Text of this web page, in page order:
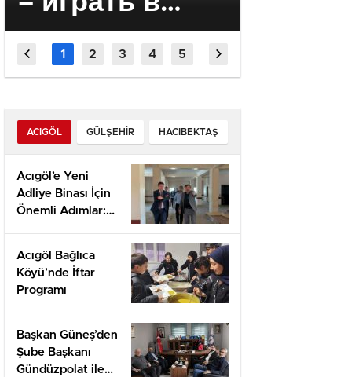
онлайн Pin Up
Casino –
сайт
ACIGÖL GÜLŞEHIR HACIBEKTAŞ
Acıgöl’e Yeni
Adliye Binası İçin
Önemli Adımlar:
Değerlendirmesi
Acıgöl Bağlıca
Köyü’nde İftar
Programı
Başkan Güneş’den
Şube Başkanı
Gündüzpolat ile